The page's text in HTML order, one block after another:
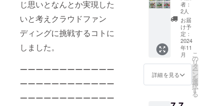
じ思いとなんとか実現した
いと考えクラウドファン
ディングに挑戦するコトに
しました。
ーーーーーーーーーーーー
ーーーーーーーーーーーー
ーーーーーーーーーーーー
ます。
応援の
お気持
ち上乗
せして
くださ
ると大
変嬉し
す！
ある
「立岩
和紙」
（一枚
一枚を
丁寧に
紙漉き
して出
来上
がった
す！オ
ンライ
ンメン
バーは
プロ
ジェク
トを進
める長
和町地
域おこ
ん！】
感謝の
気持ち
を込め
て、お
礼の
メッ
セージ
と長和
町のゆ
者：
2人
お届
け予
定：
2024
年11
月
詳細を見る
こ
の
リ
タ
ー
ン
を
選
択
す
る